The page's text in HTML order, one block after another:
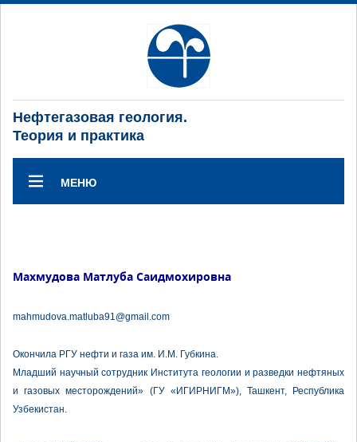
Нефтегазовая геология.
Теория и практика
МЕНЮ
Махмудова Матлуба Саидмохировна
mahmudova.matluba91@gmail.com
Окончила РГУ нефти и газа им. И.М. Губкина.
Младший научный сотрудник Института геологии и разведки нефтяных
и газовых месторождений» (ГУ «ИГИРНИГМ»), Ташкент, Республика
Узбекистан.